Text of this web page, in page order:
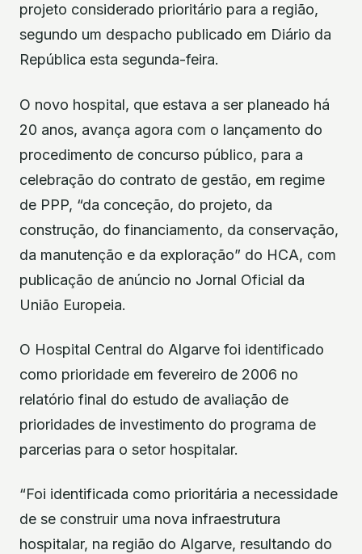
projeto considerado prioritário para a região,
segundo um despacho publicado em Diário da
República esta segunda-feira.
O novo hospital, que estava a ser planeado há
20 anos, avança agora com o lançamento do
procedimento de concurso público, para a
celebração do contrato de gestão, em regime
de PPP, “da conceção, do projeto, da
construção, do financiamento, da conservação,
da manutenção e da exploração” do HCA, com
publicação de anúncio no Jornal Oficial da
União Europeia.
O Hospital Central do Algarve foi identificado
como prioridade em fevereiro de 2006 no
relatório final do estudo de avaliação de
prioridades de investimento do programa de
parcerias para o setor hospitalar.
“Foi identificada como prioritária a necessidade
de se construir uma nova infraestrutura
hospitalar, na região do Algarve, resultando do